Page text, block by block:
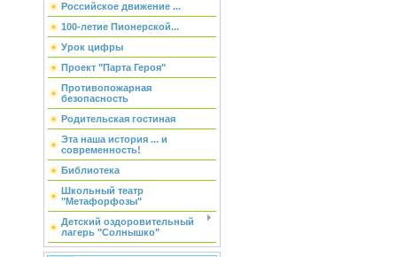
Российское движение ...
100-летие Пионерской...
Урок цифры
Проект "Парта Героя"
Противопожарная
безопасность
Родительская гостиная
Эта наша история ... и
современность!
Библиотека
Школьный театр
"Метафорфозы"
Детский оздоровительный
лагерь "Солнышко"